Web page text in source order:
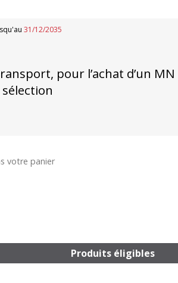
31/12/2035
pour l’achat d’un MN
sélection
votre panier
Produits éligibles